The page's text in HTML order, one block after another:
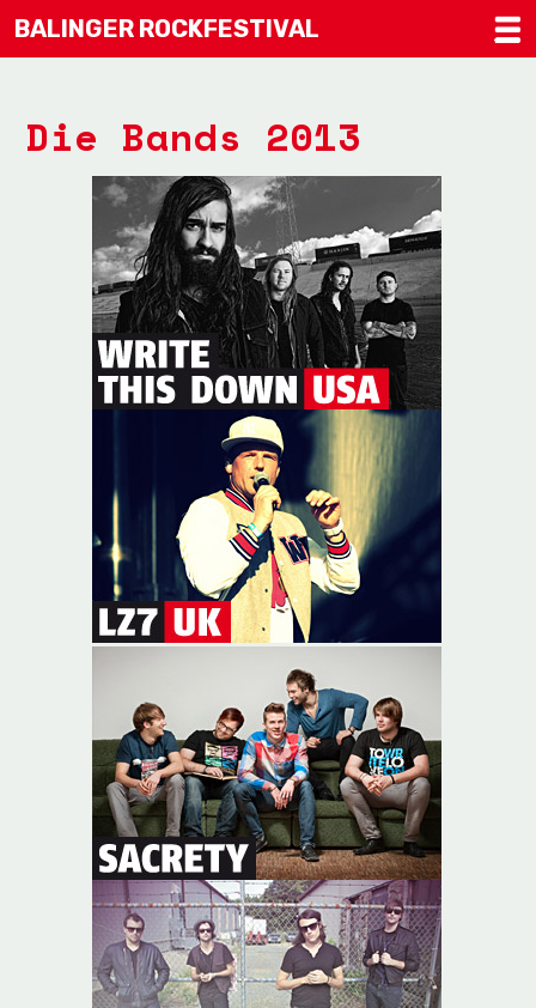
BALINGER ROCKFESTIVAL
Die Bands 2013